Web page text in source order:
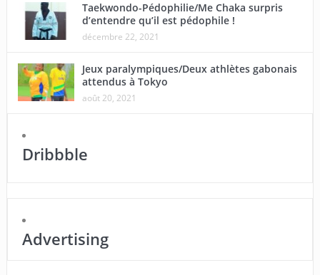
Taekwondo-Pédophilie/Me Chaka surpris
d’entendre qu’il est pédophile !
décembre 22, 2021
Jeux paralympiques/Deux athlètes gabonais
attendus à Tokyo
août 20, 2021
Dribbble
Advertising